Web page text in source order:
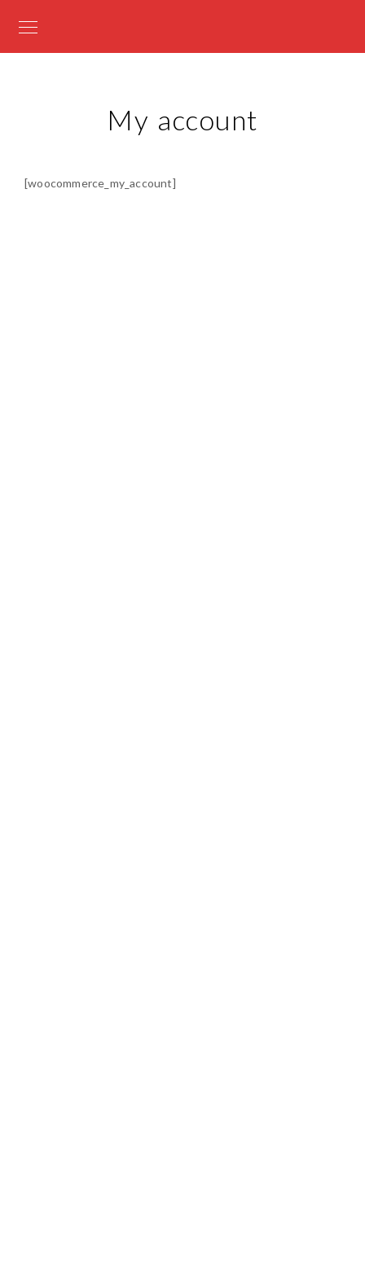
My account
[woocommerce_my_account]